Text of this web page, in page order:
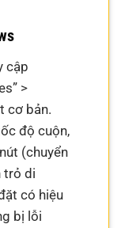
cập
>
cơ bản.
độ cuộn,
(chuyển
trỏ di
có hiệu
bị lỗi